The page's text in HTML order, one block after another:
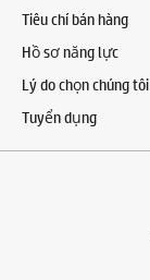
Tiêu chí bán hàng
Hồ sơ năng lực
Lý do chọn chúng tôi
Tuyển dụng